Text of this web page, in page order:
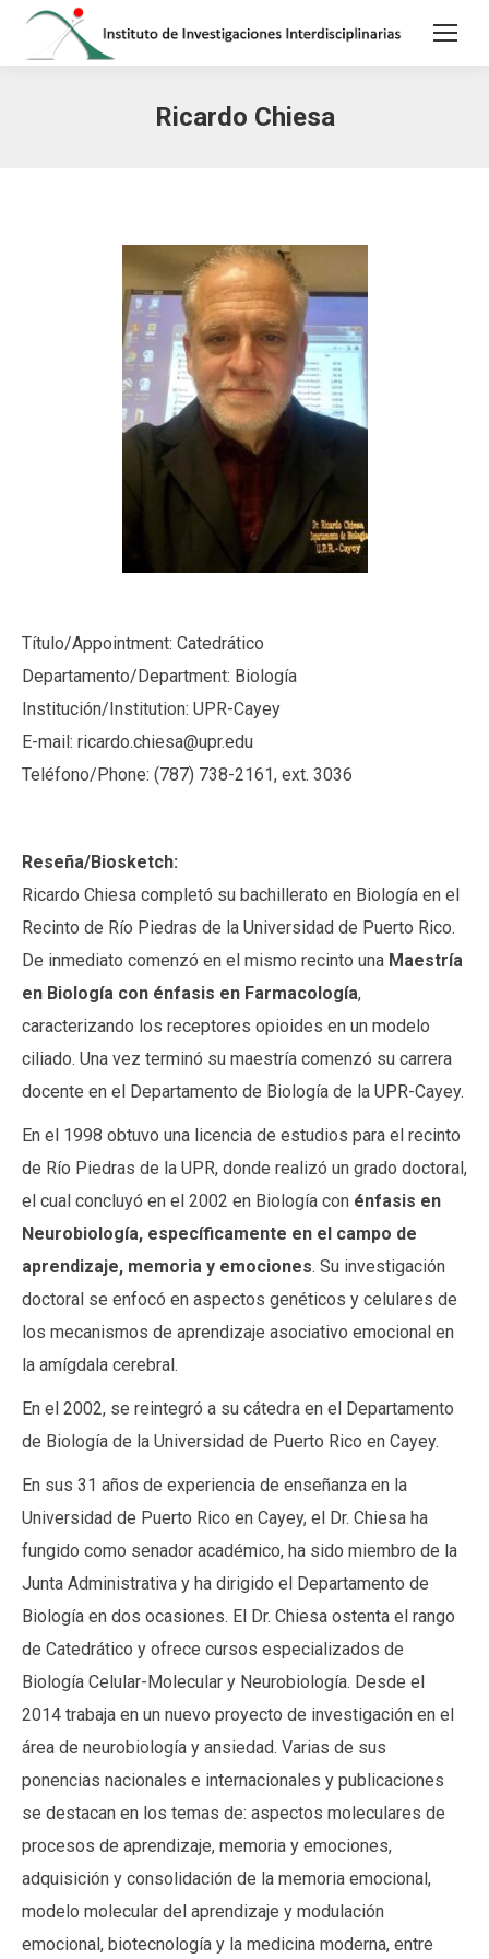
Ricardo Chiesa
Título/Appointment: Catedrático
Departamento/Department: Biología
Institución/Institution: UPR-Cayey
E-mail: ricardo.chiesa@upr.edu
Teléfono/Phone: (787) 738-2161, ext. 3036
Reseña/Biosketch:
Ricardo Chiesa completó su bachillerato en Biología en el
Recinto de Río Piedras de la Universidad de Puerto Rico.
De inmediato comenzó en el mismo recinto una Maestría
en Biología con énfasis en Farmacología,
caracterizando los receptores opioides en un modelo
ciliado. Una vez terminó su maestría comenzó su carrera
docente en el Departamento de Biología de la UPR-Cayey.
En el 1998 obtuvo una licencia de estudios para el recinto
de Río Piedras de la UPR, donde realizó un grado doctoral,
el cual concluyó en el 2002 en Biología con énfasis en
Neurobiología, específicamente en el campo de
aprendizaje, memoria y emociones. Su investigación
doctoral se enfocó en aspectos genéticos y celulares de
los mecanismos de aprendizaje asociativo emocional en
la amígdala cerebral.
En el 2002, se reintegró a su cátedra en el Departamento
de Biología de la Universidad de Puerto Rico en Cayey.
En sus 31 años de experiencia de enseñanza en la
Universidad de Puerto Rico en Cayey, el Dr. Chiesa ha
fungido como senador académico, ha sido miembro de la
Junta Administrativa y ha dirigido el Departamento de
Biología en dos ocasiones. El Dr. Chiesa ostenta el rango
de Catedrático y ofrece cursos especializados de
Biología Celular-Molecular y Neurobiología. Desde el
2014 trabaja en un nuevo proyecto de investigación en el
área de neurobiología y ansiedad. Varias de sus
ponencias nacionales e internacionales y publicaciones
se destacan en los temas de: aspectos moleculares de
procesos de aprendizaje, memoria y emociones,
adquisición y consolidación de la memoria emocional,
modelo molecular del aprendizaje y modulación
emocional, biotecnología y la medicina moderna, entre